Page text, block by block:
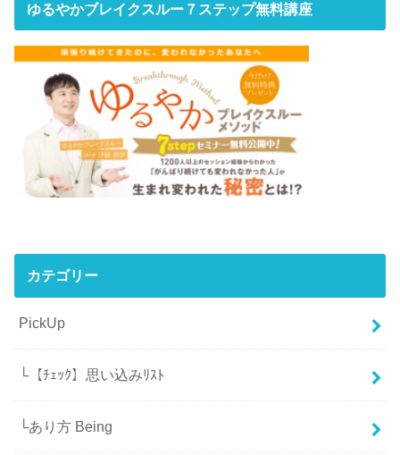
ゆるやかブレイクスルー７ステップ無料講座
カテゴリー
PickUp
└【ﾁｪｯｸ】思い込みﾘｽﾄ
└あり方 Being